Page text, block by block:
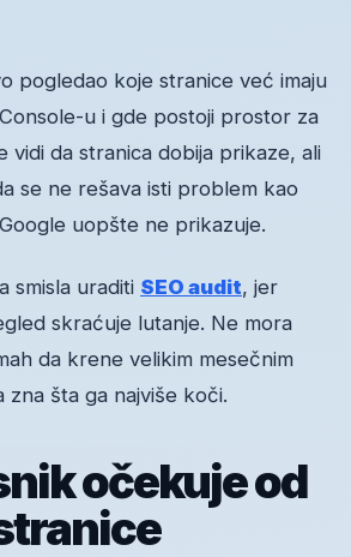
pogledao koje stranice već imaju
u i gde postoji prostor za
vidi da stranica dobija prikaze, ali
se ne rešava isti problem kao
uopšte ne prikazuje.
smisla uraditi SEO audit, jer
skraćuje lutanje. Ne mora
da krene velikim mesečnim
zna šta ga najviše koči.
očekuje od